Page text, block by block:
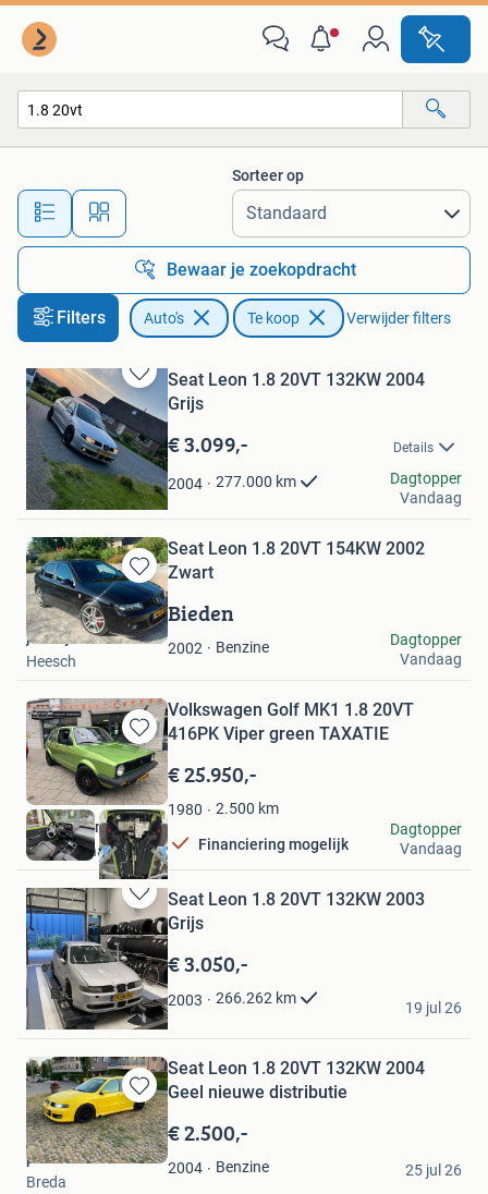
Alle afstanden…
Sorteer op
Bewaar je zoekopdracht
Filters Auto's Te koop Verwijder filters
Bewaren
Mijn
Favorieten
Seat Leon 1.8 20VT 132KW 2004
Grijs
€ 3.099,- Details
2004 277.000 km
Milan Groote
Hollandscheveld
Dagtopper
Vandaag
Bewaren
in
Mijn
Favorieten
Seat Leon 1.8 20VT 154KW 2002
Zwart
Bieden
2002 Benzine
jeffrey van lokven
Heesch
Dagtopper
Vandaag
Bewaren
in
Mijn
Favorieten
Volkswagen Golf MK1 1.8 20VT
416PK Viper green TAXATIE
€ 25.950,-
1980 2.500 km
Financiering mogelijk
KWB Automotive
's-Gravenhage
Dagtopper
Vandaag
Bewaren
in
Mijn
Favorieten
Seat Leon 1.8 20VT 132KW 2003
Grijs
€ 3.050,-
2003 266.262 km
Albert
Warmenhuizen
19 jul 26
Bewaren
in
Mijn
Favorieten
Seat Leon 1.8 20VT 132KW 2004
Geel nieuwe distributie
€ 2.500,-
2004 Benzine
piet
Breda
25 jul 26